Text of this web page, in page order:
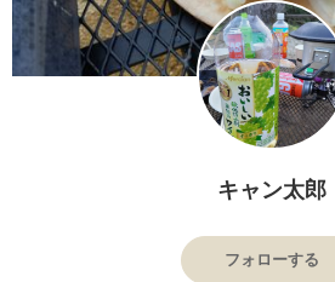
キャン太郎
フォローする